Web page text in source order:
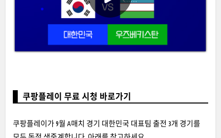
쿠팡플레이 무료 시청 바로가기
쿠팡플레이가 9월 A매치 경기 대한민국 대표팀 출전 3개 경기를